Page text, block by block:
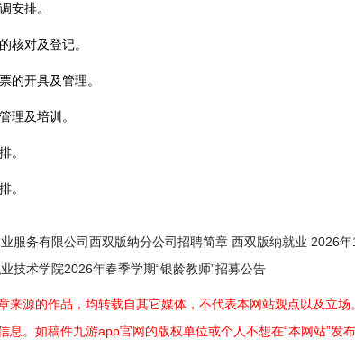
安排。
核对及登记。
的开具及管理。
理及培训。
。
。
服务有限公司西双版纳分公司招聘简章 西双版纳就业 2026年
技术学院2026年春季学期“银龄教师”招募公告
来源的作品，均转载自其它媒体，不代表本网站观点以及立场
息。如稿件九游app官网的版权单位或个人不想在“本网站”发